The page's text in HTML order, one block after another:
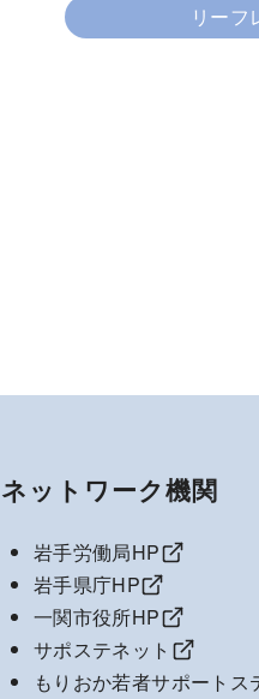
リーフ
ネットワーク機関
岩手労働局HP
岩手県庁HP
一関市役所HP
サポステネット
もりおか若者サポートス